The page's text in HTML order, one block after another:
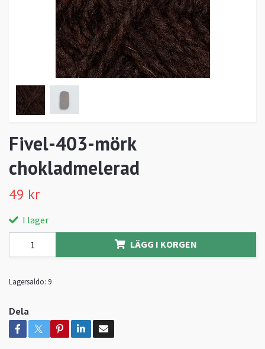
Fivel-403-mörk
chokladmelerad
49 kr
I lager
LÄGG I KORGEN
Lagersaldo: 9
Dela